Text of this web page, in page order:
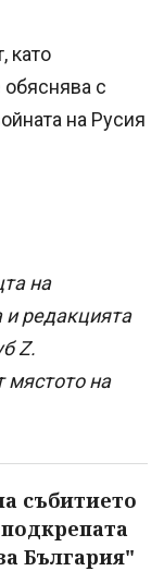
като
обяснява с
на Русия
на
и редакцията
Z.
мястото на
събитието
България"